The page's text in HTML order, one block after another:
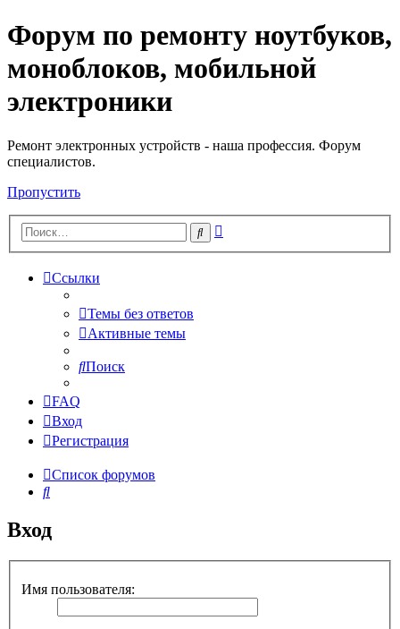
Регистрация
Форум по ремонту ноутбуков,
моноблоков, мобильной
электроники
Ремонт электронных устройств - наша профессия. Форум
специалистов.
Пропустить
Поиск
Ссылки
Темы без ответов
Активные темы
Поиск
FAQ
Вход
Регистрация
Список форумов
Поиск
Вход
Имя пользователя: